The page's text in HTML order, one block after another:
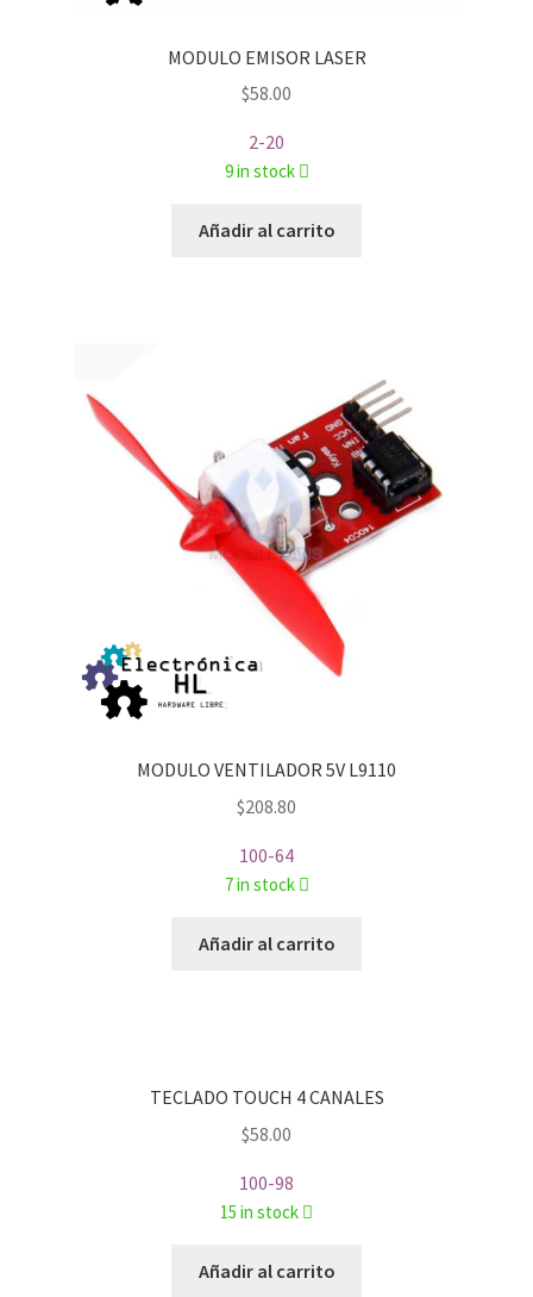
MODULO EMISOR LASER
$58.00
2-20
9 in stock
Añadir al carrito
MODULO VENTILADOR 5V L9110
$208.80
100-64
7 in stock
Añadir al carrito
TECLADO TOUCH 4 CANALES
$58.00
100-98
15 in stock
Añadir al carrito